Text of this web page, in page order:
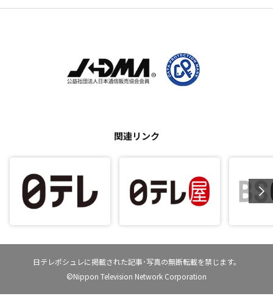
関連リンク
日テレポシュレに掲載された記事･写真の無断転載を禁じます。
©Nippon Television Network Corporation